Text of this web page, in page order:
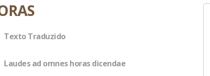
Texto Traduzido
Laudes ad omnes horas dicendae